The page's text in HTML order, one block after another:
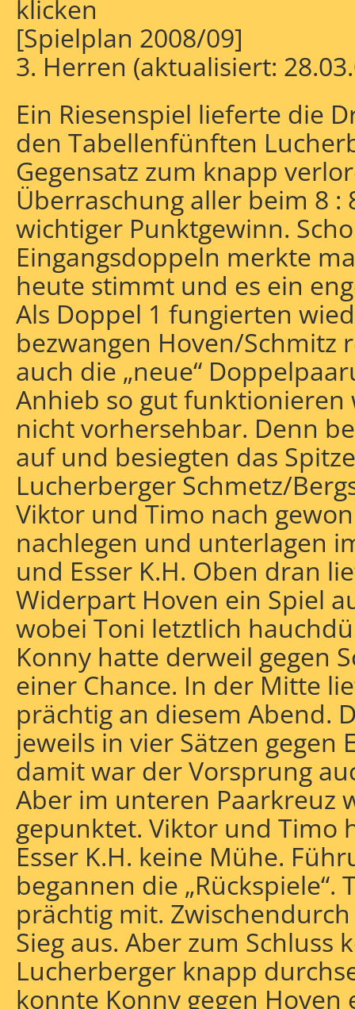
klicken
[Spielplan 2008/09]
3. Herren (aktualisiert:
Ein Riesenspiel lieferte die
den Tabellenfünften
Gegensatz zum knapp
Überraschung aller beim 8 :
wichtiger Punktgewinn.
Eingangsdoppeln merkte
heute stimmt und es ein
Als Doppel 1 fungierten
bezwangen Hoven/Schmitz
auch die „neue“
Anhieb so gut
nicht vorhersehbar. Denn
auf und besiegten das
Lucherberger Schmetz/
Viktor und Timo nach
nachlegen und unterlagen
und Esser K.H. Oben dran
Widerpart Hoven ein Spiel
wobei Toni letztlich
Konny hatte derweil gegen
einer Chance. In der Mitte
prächtig an diesem Abend.
jeweils in vier Sätzen gegen
damit war der Vorsprung
Aber im unteren Paarkreuz
gepunktet. Viktor und Timo
Esser K.H. keine Mühe.
begannen die „Rückspiele“.
prächtig mit.
Sieg aus. Aber zum Schluss
Lucherberger knapp
konnte Konny gegen Hoven